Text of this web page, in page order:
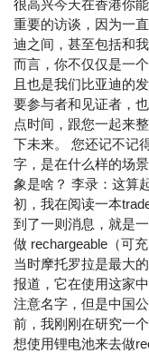
很高兴今天在香港你
重要的访谈，因为一
迪之间，甚至包括和
而言，你不仅仅是一
且也是我们比亚迪的
要参与者和见证者，
点时间，跟您一起来
下未来。 您还记不记
字，是在什么样的场
象是啥？ 李录：这算
初，我在阅读一本
到了一则消息，就是
做 rechargeable（可
当时摩托罗拉是最大
报道，它在使用这家
注意名字，但是中国
前，我刚刚在研究一
想使用锂电池来去做